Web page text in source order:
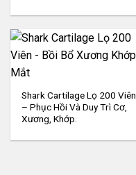
Shark Cartilage Lọ 200 Viên
– Phục Hồi Và Duy Trì Cơ,
Xương, Khớp.